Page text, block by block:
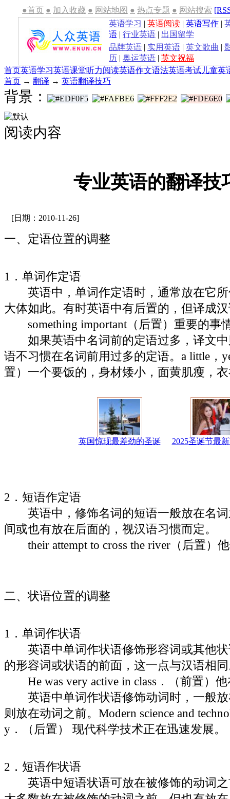
●首页 ● 加入收藏 ● 网站地图 ● 热点专题 ● 网站搜索
英语学习 | 英语阅读 | 英语写作 |
语 | 行业英语 | 出国留学
品牌英语 | 实用英语 | 英文歌曲 |
历 | 奥运英语 | 英文祝福
首页英语学习英语课堂听力阅读英语作文语法英语考试 儿童英
首页 → 翻译 → 英语翻译技巧
背景：
阅读内容
专业英语的翻译技
[日期：2010-11-26]
一、定语位置的调整
1．单词作定语
英语中，单词作定语时，通常放在它所
大体如此。有时英语中有后置的，但译成
something important（后置）重要的事
如果英语中名词前的定语过多，译文中
语不习惯在名词前用过多的定语。a little，
置）一个要饭的，身材矮小，面黄肌瘦，
英国惊现最差劲的圣诞 2025圣诞节最
2．短语作定语
英语中，修饰名词的短语一般放在名词
间或也有放在后面的，视汉语习惯而定。
their attempt to cross the river（后置）
二、状语位置的调整
1．单词作状语
英语中单词作状语修饰形容词或其他状
的形容词或状语的前面，这一点与汉语相
He was very active in class．（前置）
英语中单词作状语修饰动词时，一般放
则放在动词之前。Modern science and
y．（后置） 现代科学技术正在迅速发展。
2．短语作状语
英语中短语状语可放在被修饰的动词之